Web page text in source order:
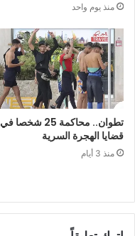
منذ يوم واحد
تطوان.. محاكمة 25 شخصا في
قضايا الهجرة السرية
منذ 3 أيام